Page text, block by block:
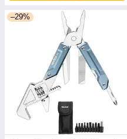
–29%